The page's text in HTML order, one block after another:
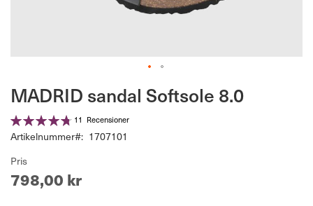
MADRID sandal Softsole 8.0
Betyg:
96%
11 Recensioner
Artikelnummer
1707101
Pris
798,00 kr
till
början
av
bildgalleriet